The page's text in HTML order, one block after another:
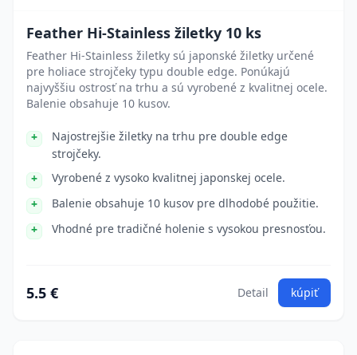
Feather Hi-Stainless žiletky 10 ks
Feather Hi-Stainless žiletky sú japonské žiletky určené
pre holiace strojčeky typu double edge. Ponúkajú
najvyššiu ostrosť na trhu a sú vyrobené z kvalitnej ocele.
Balenie obsahuje 10 kusov.
Najostrejšie žiletky na trhu pre double edge
strojčeky.
Vyrobené z vysoko kvalitnej japonskej ocele.
Balenie obsahuje 10 kusov pre dlhodobé použitie.
Vhodné pre tradičné holenie s vysokou presnosťou.
5.5 € Detail kúpiť